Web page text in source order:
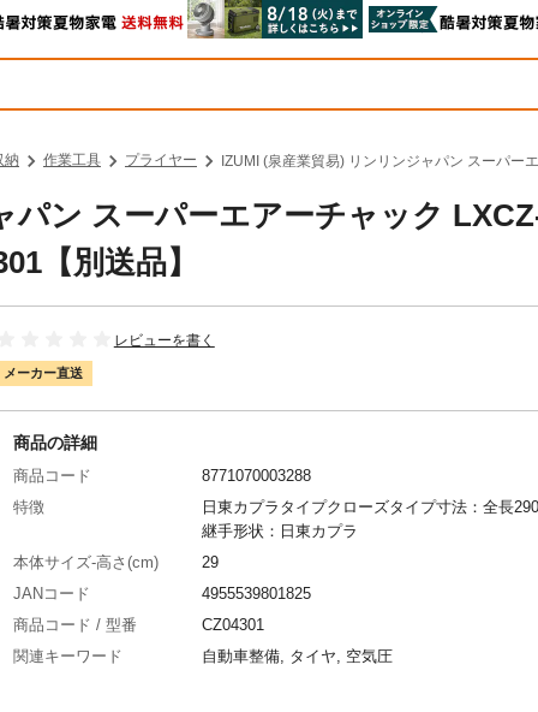
納 作業工具 プライヤー IZUMI (泉産業貿易) リンリンジャパン スーパ
パン スーパーエアーチャック
【別送品】
レビューを書く
メーカー直送
商品の詳細
商品コード
8771070003288
特徴
日東カプラタイプクローズタイプ寸法：全長
継手形状：日東カプラ
本体サイズ-高さ(cm)
29
JANコード
4955539801825
商品コード / 型番
CZ04301
関連キーワード
自動車整備, タイヤ, 空気圧